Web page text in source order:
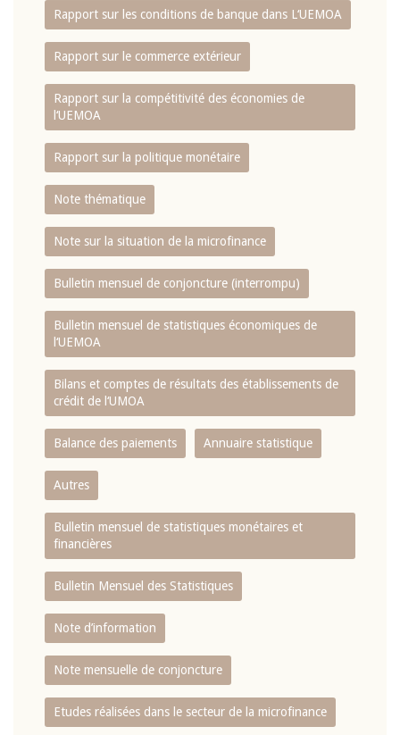
Rapport sur les conditions de banque dans L‘UEMOA
Rapport sur le commerce extérieur
Rapport sur la compétitivité des économies de
l‘UEMOA
Rapport sur la politique monétaire
Note thématique
Note sur la situation de la microfinance
Bulletin mensuel de conjoncture (interrompu)
Bulletin mensuel de statistiques économiques de
l‘UEMOA
Bilans et comptes de résultats des établissements de
crédit de l‘UMOA
Balance des paiements Annuaire statistique
Autres
Bulletin mensuel de statistiques monétaires et
financières
Bulletin Mensuel des Statistiques
Note d’information
Note mensuelle de conjoncture
Etudes réalisées dans le secteur de la microfinance